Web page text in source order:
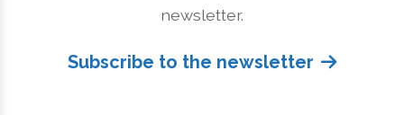
newsletter.
Subscribe to the newsletter